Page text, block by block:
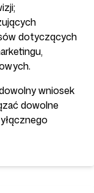
dotyczących
wniosek
dowolne